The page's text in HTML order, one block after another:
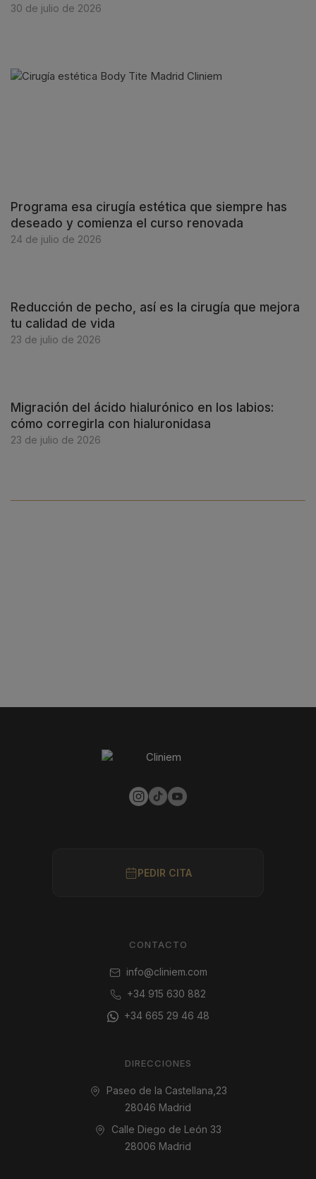
30 de julio de 2026
Programa esa cirugía estética que siempre has
deseado y comienza el curso renovada
24 de julio de 2026
Reducción de pecho, así es la cirugía que mejora
tu calidad de vida
23 de julio de 2026
Migración del ácido hialurónico en los labios:
cómo corregirla con hialuronidasa
23 de julio de 2026
PEDIR CITA
CONTACTO
info@cliniem.com
+34 915 630 882
+34 665 29 46 48
DIRECCIONES
Paseo de la Castellana,23
28046 Madrid
Calle Diego de León 33
28006 Madrid